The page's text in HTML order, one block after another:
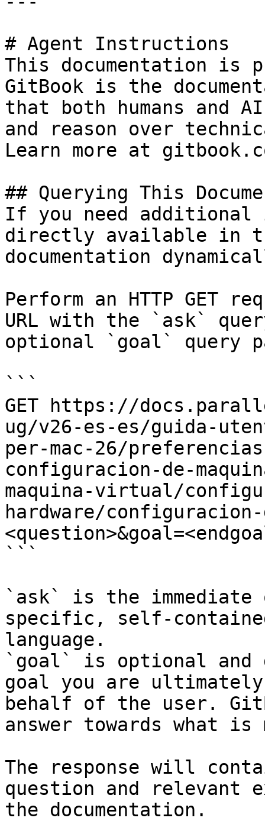
# Agent Instructions
This documentation is
GitBook is the
that both humans and
and reason over
Learn more at
## Querying This
If you need
directly available in
documentation
Perform an HTTP GET
URL with the `ask`
optional `goal` query
```
GET https://
ug/v26-es-es/guida-
per-mac-26/
configuracion-de-
maquina-virtual/
hardware/
```
`ask` is the
specific, self-
language.
`goal` is optional and
goal you are
behalf of the user.
answer towards what
The response will
question and relevant
the documentation.